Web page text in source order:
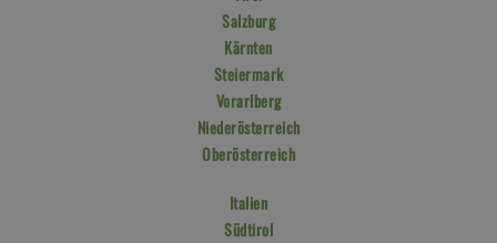
Salzburg
Kärnten
Steiermark
Vorarlberg
Niederösterreich
Oberösterreich
Italien
Südtirol